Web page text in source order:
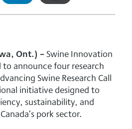
Ont.) –Swine Innovation
to announce four research
Swine Research Call
initiative designed to
sustainability, and
pork sector.